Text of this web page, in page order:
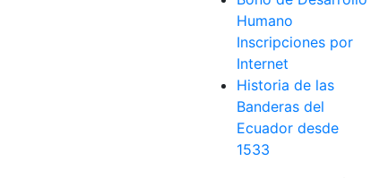
Humano
Inscripciones por
Internet
Historia de las
Banderas del
Ecuador desde
1533